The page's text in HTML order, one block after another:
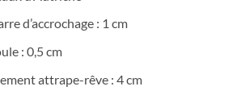
d’accrochage : 1 cm
: 0,5 cm
attrape-rêve : 4 cm